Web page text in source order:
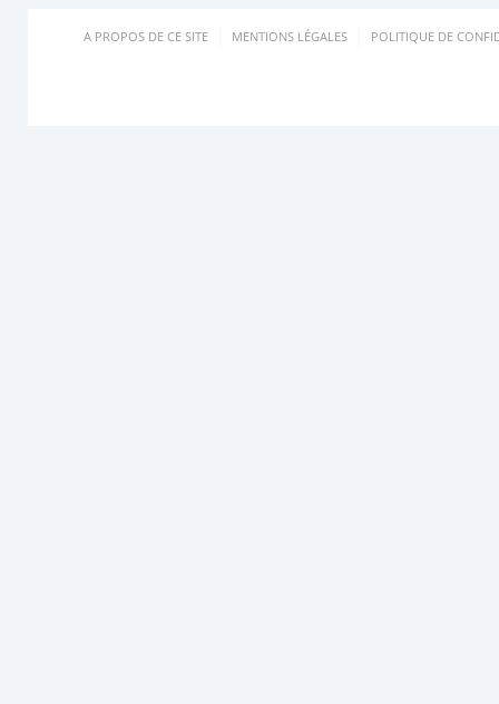
A PROPOS DE CE SITE MENTIONS LÉGALES POLITIQUE DE